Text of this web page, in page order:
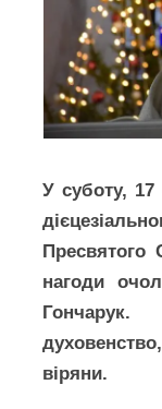
У суботу, 17
Пресвятого
нагоди
віряни.